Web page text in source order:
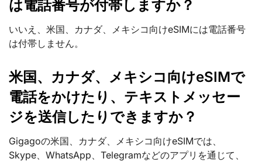
は電話番号が付帯しますか？
いいえ、米国、カナダ、メキシコ向けeSIMには電話番号
は付帯しません。
米国、カナダ、メキシコ向けeSIMで
電話をかけたり、テキストメッセー
ジを送信したりできますか？
Gigagoの米国、カナダ、メキシコ向けeSIMでは、
Skype、WhatsApp、Telegramなどのアプリを通じて、